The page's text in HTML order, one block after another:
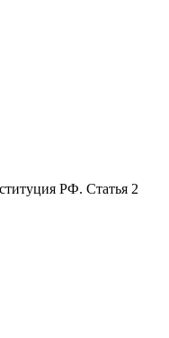
РФ. Статья 2